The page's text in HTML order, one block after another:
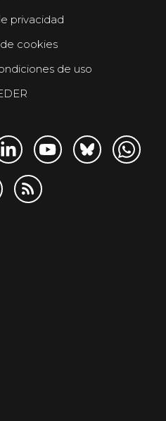
privacidad
cookies
de uso